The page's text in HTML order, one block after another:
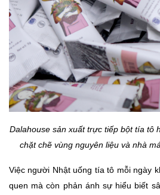
Dalahouse sản xuất trực tiếp bột tía tô
chặt chẽ vùng nguyên liệu và nhà
Việc người Nhật uống tía tô mỗi ngày
quen mà còn phản ánh sự hiểu biết